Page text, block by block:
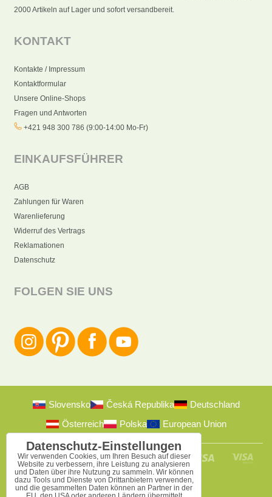
2000 Artikeln auf Lager und sofort versandbereit.
KONTAKT
Kontakte / Impressum
Kontaktformular
Unsere Online-Shops
Fragen und Antworten
+421 948 300 786 (9:00-14:00 Mo-Fr)
EINKAUFSFÜHRER
AGB
Zahlungen für Waren
Warenlieferung
Widerruf des Vertrags
Reklamationen
Datenschutz
FOLGEN SIE UNS
Slovensko Česká Republika
Deutschland
Österreich
Polska European Union
Datenschutz-Einstellungen
Wir verwenden Cookies, um Ihren Besuch auf dieser
Website zu verbessern, ihre Leistung zu analysieren
und Daten über ihre Nutzung zu sammeln. Wir können
dazu Tools und Dienste von Drittanbietern verwenden,
und die gesammelten Daten können an Partner in der